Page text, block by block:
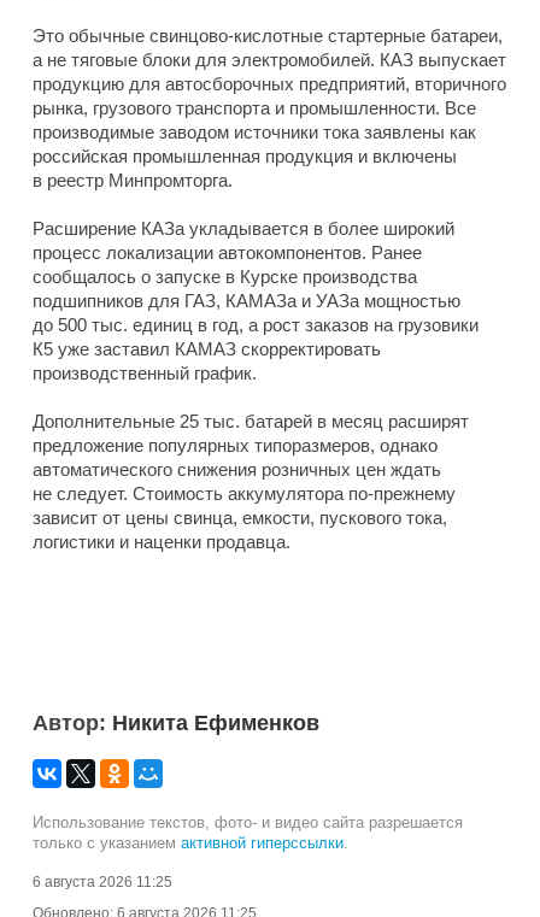
Это обычные свинцово-кислотные стартерные батареи,
а не тяговые блоки для электромобилей. КАЗ выпускает
продукцию для автосборочных предприятий, вторичного
рынка, грузового транспорта и промышленности. Все
производимые заводом источники тока заявлены как
российская промышленная продукция и включены
в реестр Минпромторга.
Расширение КАЗа укладывается в более широкий
процесс локализации автокомпонентов. Ранее
сообщалось о запуске в Курске производства
подшипников для ГАЗ, КАМАЗа и УАЗа мощностью
до 500 тыс. единиц в год, а рост заказов на грузовики
К5 уже заставил КАМАЗ скорректировать
производственный график.
Дополнительные 25 тыс. батарей в месяц расширят
предложение популярных типоразмеров, однако
автоматического снижения розничных цен ждать
не следует. Стоимость аккумулятора по-прежнему
зависит от цены свинца, емкости, пускового тока,
логистики и наценки продавца.
Автор: Никита Ефименков
Использование текстов, фото- и видео сайта разрешается
только с указанием активной гиперссылки.
6 августа 2026 11:25
Обновлено: 6 августа 2026 11:25